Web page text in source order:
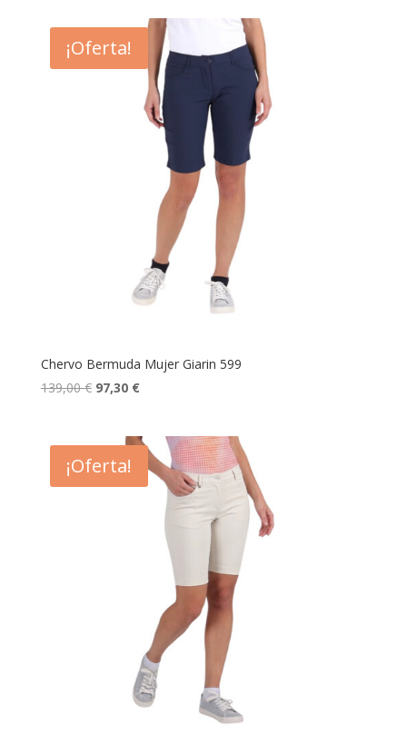
era:
175,00 €.
es:
122,50 €.
¡Oferta!
Chervo Bermuda Mujer Giarin 599
139,00€ El
era:
139,00 €.
97,30 €El
es:
97,30 €.
¡Oferta!